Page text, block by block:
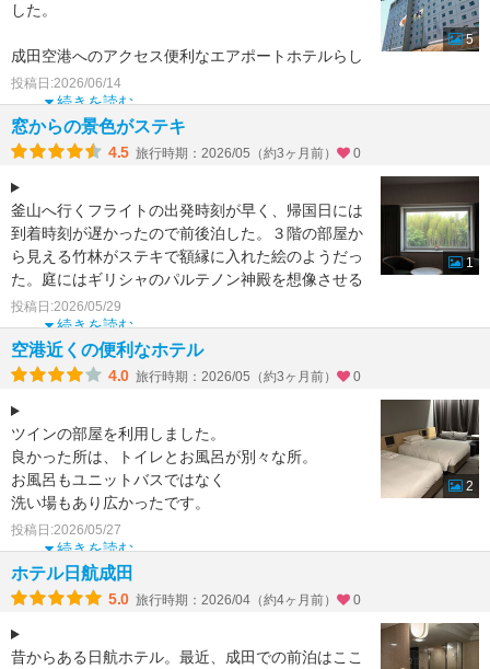
した。
成田空港へのアクセス便利なエアポートホテルらし
く、訪日外国人客が多く、それに対応した外国人ス
タッフも多くて、実に国際色豊かでした。
ホ
続きを読む
投稿日:2026/06/14
5
窓からの景色がステキ
4.5 旅行時期：2026/05（約3ヶ月前） 0
釜山へ行くフライトの出発時刻が早く、帰国日には
到着時刻が遅かったので前後泊した。３階の部屋か
ら見える竹林がステキで額縁に入れた絵のようだっ
た。庭にはギリシャのパルテノン神殿を想像させる
建物が建てられて
続きを読む
投稿日:2026/05/29
1
空港近くの便利なホテル
4.0 旅行時期：2026/05（約3ヶ月前） 0
ツインの部屋を利用しました。
良かった所は、トイレとお風呂が別々な所。
お風呂もユニットバスではなく
洗い場もあり広かったです。
ただ当然なから家の風呂とは違い
洗面器も風呂イスはありません
続きを読む
投稿日:2026/05/27
2
ホテル日航成田
5.0 旅行時期：2026/04（約4ヶ月前） 0
昔からある日航ホテル。最近、成田での前泊はここ